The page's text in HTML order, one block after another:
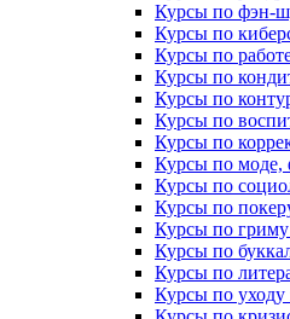
Курсы по фэн-
Курсы по
Курсы по
Курсы по
Курсы по
Курсы по
Курсы по
Курсы по моде,
Курсы по
Курсы по
Курсы по
Курсы по
Курсы по
Курсы по уходу